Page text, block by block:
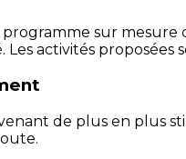
sur
activités proposées
de plus en plus